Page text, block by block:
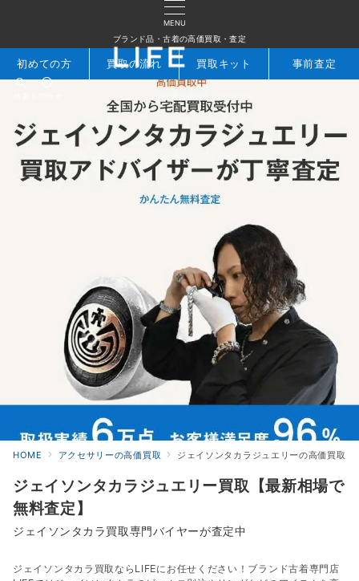
MENU
ブランド品・古着の高価買取・査定
初めての方 買取の流れ 買取キット 事前査定
HOME アクセサリーの高価買取 ジェイソンタカラジュエリーの高価買取
ジェイソンタカラジュエリー買取【最新相場で
無料査定】
ジェイソンタカラ買取専門バイヤーが査定中
ジェイソンタカラ買取ならLIFEにお任せください！ブランド古着専門店